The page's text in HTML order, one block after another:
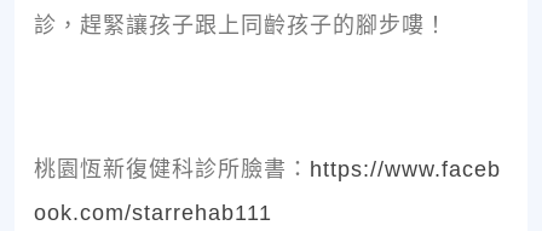
診，趕緊讓孩子跟上同齡孩子的腳步嘍！
桃園恆新復健科診所臉書： https://www.faceb
ook.com/starrehab111